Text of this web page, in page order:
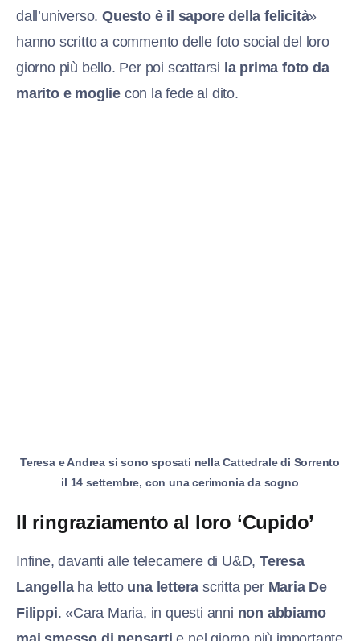
dall’universo.Questo è il sapore della felicità»
hanno scritto a commento delle foto social del loro
giorno più bello. Per poi scattarsi la prima foto da
marito e moglie con la fede al dito.
Teresa e Andrea si sono sposati nella Cattedrale di Sorrento
il 14 settembre, con una cerimonia da sogno
Il ringraziamento al loro ‘Cupido’
Infine, davanti alle telecamere di U&D, Teresa
Langellaha letto una lettera scritta per Maria De
Filippi. «Cara Maria, in questi anni non abbiamo